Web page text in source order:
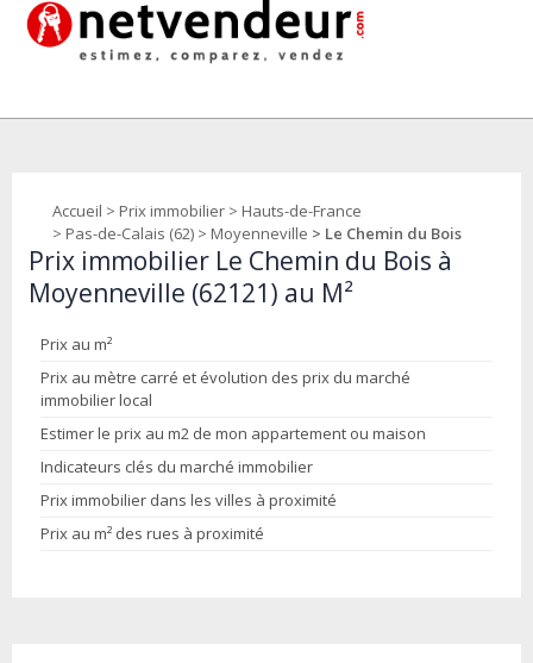
Accueil > Prix immobilier > Hauts-de-France
> Pas-de-Calais (62) > Moyenneville > Le Chemin du Bois
Prix immobilier Le Chemin du Bois à
Moyenneville (62121) au M²
Prix au m²
Prix au mètre carré et évolution des prix du marché
immobilier local
Estimer le prix au m2 de mon appartement ou maison
Indicateurs clés du marché immobilier
Prix immobilier dans les villes à proximité
Prix au m² des rues à proximité